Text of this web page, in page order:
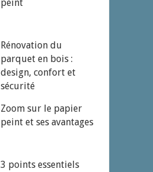
peint
Rénovation du
parquet en bois :
design, confort et
sécurité
Zoom sur le papier
peint et ses avantages
3 points essentiels